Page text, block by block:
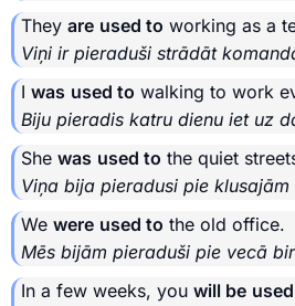
They are used to working as a
Viņi ir pieraduši strādāt
I was used to walking to work
Biju pieradis katru dienu iet uz
She was used to the quiet
Viņa bija pieradusi pie klusajām
We were used to the old office.
Mēs bijām pieraduši pie vecā
In a few weeks, you will be